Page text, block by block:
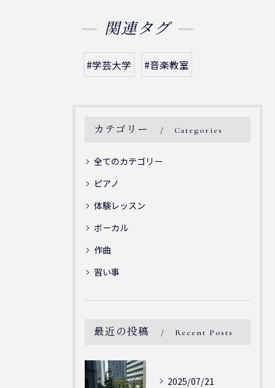
関連タグ
#学芸大学 #音楽教室
カテゴリー Categories
全てのカテゴリー
ピアノ
体験レッスン
ボーカル
作曲
習い事
最近の投稿 Recent Posts
2025/07/21